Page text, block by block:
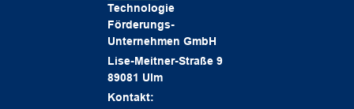
Technologie
Förderungs-
Unternehmen GmbH
Lise-Meitner-Straße 9
89081 Ulm
Kontakt: